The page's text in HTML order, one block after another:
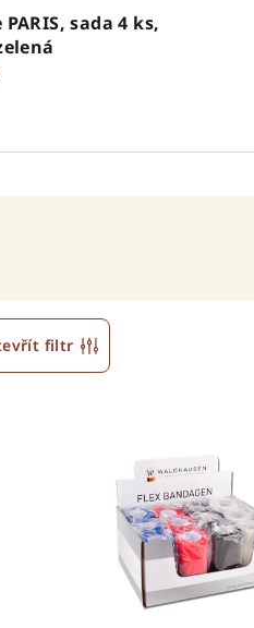
sada 4 ks,
filtr